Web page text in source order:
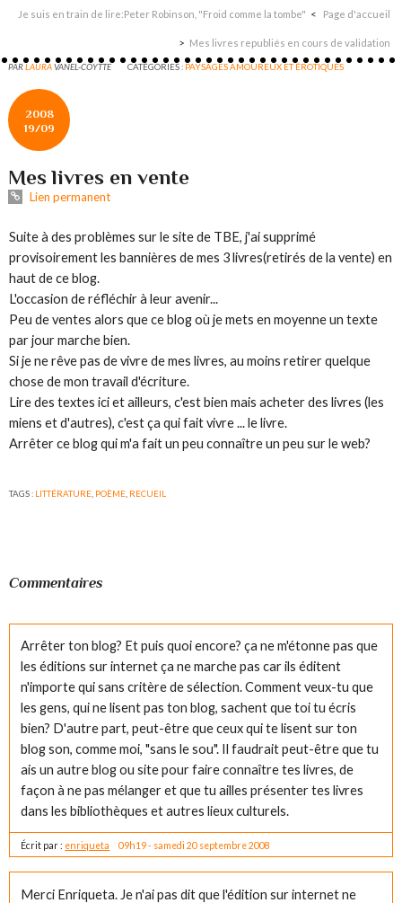
Je suis en train de lire:Peter Robinson, "Froid comme la tombe" Page d'accueil
Mes livres republiés en cours de validation
PARLAURAVANEL-COYTTE CATÉGORIES : PAYSAGES AMOUREUX ET ÉROTIQUES
2008
19/09
Mes livres en vente
Lien permanent
Suite à des problèmes sur le site de TBE, j'ai supprimé
provisoirement les bannières de mes 3 livres(retirés de la vente) en
haut de ce blog.
L'occasion de réfléchir à leur avenir...
Peu de ventes alors que ce blog où je mets en moyenne un texte
par jour marche bien.
Si je ne rêve pas de vivre de mes livres, au moins retirer quelque
chose de mon travail d'écriture.
Lire des textes ici et ailleurs, c'est bien mais acheter des livres (les
miens et d'autres), c'est ça qui fait vivre ... le livre.
Arrêter ce blog qui m'a fait un peu connaître un peu sur le web?
TAGS : LITTÉRATURE POÈME RECUEIL
Commentaires
Arrêter ton blog? Et puis quoi encore? ça ne m'étonne pas que
les éditions sur internet ça ne marche pas car ils éditent
n'importe qui sans critère de sélection. Comment veux-tu que
les gens, qui ne lisent pas ton blog, sachent que toi tu écris
bien? D'autre part, peut-être que ceux qui te lisent sur ton
blog son, comme moi, "sans le sou". Il faudrait peut-être que tu
ais un autre blog ou site pour faire connaître tes livres, de
façon à ne pas mélanger et que tu ailles présenter tes livres
dans les bibliothèques et autres lieux culturels.
Écrit par : enriqueta 09h19- samedi 20 septembre 2008
Merci Enriqueta. Je n'ai pas dit que l'édition sur internet ne